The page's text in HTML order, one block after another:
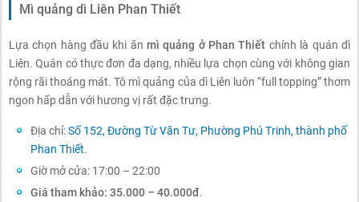
Mì quảng dì Liên Phan Thiết
Lựa chọn hàng đầu khi ăn mì quảng ở Phan Thiết chính là quán dì
Liên. Quán có thực đơn đa dạng, nhiều lựa chọn cùng với không gian
rộng rãi thoáng mát. Tô mì quảng của dì Liên luôn “full topping” thơm
ngon hấp dẫn với hương vị rất đặc trưng.
Địa chỉ:Số 152, Đường Từ Văn Tư, Phường Phú Trinh, thành phố
Phan Thiết.
Giờ mở cửa: 17:00 – 22:00
Giá tham khảo: 35.000 – 40.000đ.